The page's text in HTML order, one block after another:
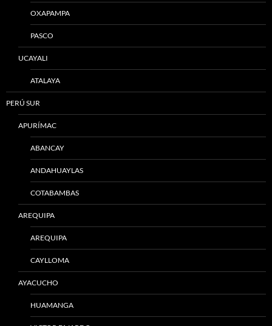
OXAPAMPA
PASCO
UCAYALI
ATALAYA
PERÚ SUR
APURÍMAC
ABANCAY
ANDAHUAYLAS
COTABAMBAS
AREQUIPA
AREQUIPA
CAYLLOMA
AYACUCHO
HUAMANGA